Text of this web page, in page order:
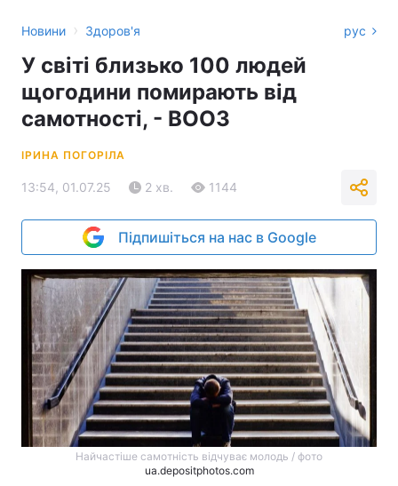
Новини › Здоров'я рус
У світі близько 100 людей
щогодини помирають від
самотності, - ВООЗ
ІРИНА ПОГОРІЛА
13:54, 01.07.25 2 хв. 1144
Підпишіться на нас в Google
Найчастіше самотність відчуває молодь / фото
ua.depositphotos.com